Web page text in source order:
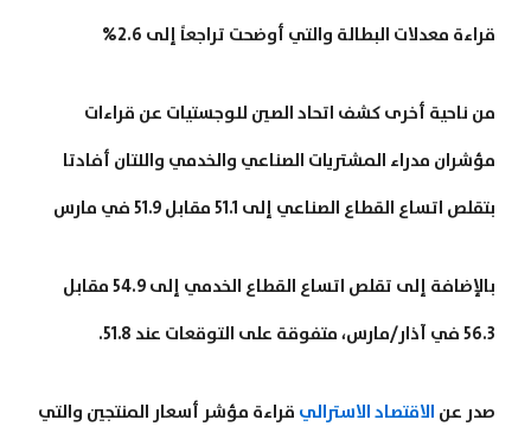
قراءة معدلات البطالة والتي أوضحت تراجعاً إلى 2.6%
من ناحية أخرى كشف اتحاد الصين للوجستيات عن قراءات
مؤشران مدراء المشتريات الصناعي والخدمي واللتان أفادتا
بتقلص اتساع القطاع الصناعي إلى 51.1 مقابل 51.9 في مارس
بالإضافة إلى تقلص اتساع القطاع الخدمي إلى 54.9 مقابل
56.3 في آذار/مارس، متفوقة على التوقعات عند 51.8.
صدر عن الاقتصاد الاسترالي قراءة مؤشر أسعار المنتجين والتي